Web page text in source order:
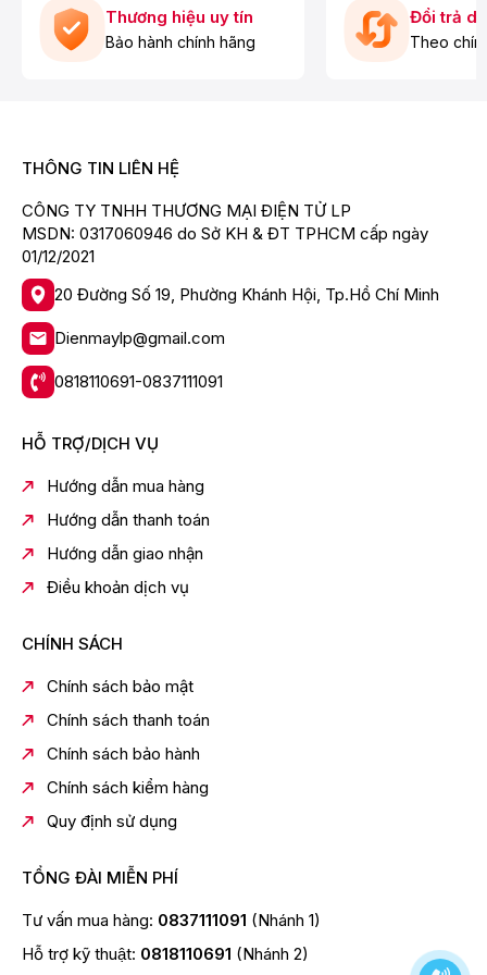
phù hợp
Có đèn báo thay bộ lọc cho bạn thay bộ lọc
đúng thời gian, lọc không khí hiệu quả hơn
Loại bụi lọc được:
PM2.5
Phạm vi lọc hiệu quả:
Phòng 34m²
Lượng gió thổi ra lớn nhất:
264 m³/h
Công suất hoạt động:
Bộ lọc bụi cho máy:
Màng lọc HEPA
Thương hiệu uy tín
Bảo hành chính hãng
Đổi trả
Theo
THÔNG TIN LIÊN HỆ
CÔNG TY TNHH THƯƠNG MẠI ĐIỆN TỬ LP
MSDN: 0317060946 do Sở KH & ĐT TPHCM cấp ngày
01/12/2021
20 Đường Số 19, Phường Khánh Hội, Tp.Hồ Chí Minh
Dienmaylp@gmail.com
0818110691-0837111091
HỖ TRỢ/DỊCH VỤ
Hướng dẫn mua hàng
Hướng dẫn thanh toán
Hướng dẫn giao nhận
Điều khoản dịch vụ
CHÍNH SÁCH
Chính sách bảo mật
Chính sách thanh toán
Chính sách bảo hành
Chính sách kiểm hàng
Quy định sử dụng
TỔNG ĐÀI MIỄN PHÍ
Tư vấn mua hàng: 0837111091 (Nhánh 1)
Hỗ trợ kỹ thuật: 0818110691 (Nhánh 2)